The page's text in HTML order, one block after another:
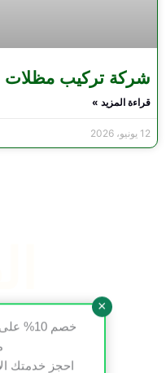
شركة تركيب مظلات بالقصيم
قراءة المزيد »
12 يونيو، 2026
×
خصم
احجز خدمتك